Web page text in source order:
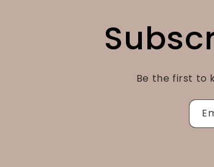
Be the first to